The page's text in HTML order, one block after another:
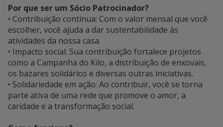
Por que ser um Sócio Patrocinador?
• Contribuição contínua: Com o valor mensal que você
escolher, você ajuda a dar sustentabilidade às
atividades da nossa casa.
• Impacto social: Sua contribuição fortalece projetos
como a Campanha do Kilo, a distribuição de enxovais,
os bazares solidários e diversas outras iniciativas.
• Solidariedade em ação: Ao contribuir, você se torna
parte ativa de uma rede que promove o amor, a
caridade e a transformação social.